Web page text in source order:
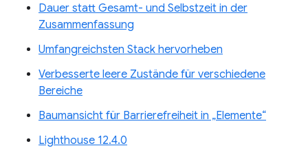
Dauer statt Gesamt- und Selbstzeit in der
Zusammenfassung
Umfangreichsten Stack hervorheben
Verbesserte leere Zustände für verschiedene
Bereiche
Baumansicht für Barrierefreiheit in „Elemente“
Lighthouse 12.4.0